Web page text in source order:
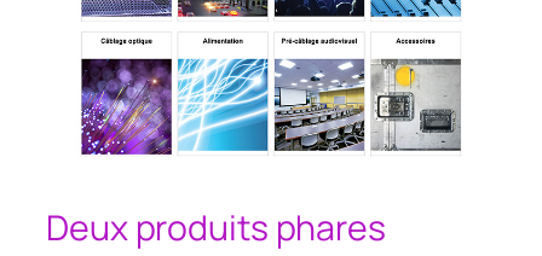
Deux produits phares